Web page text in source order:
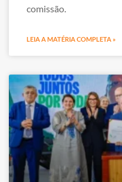
comissão.
LEIA A MATÉRIA COMPLETA »